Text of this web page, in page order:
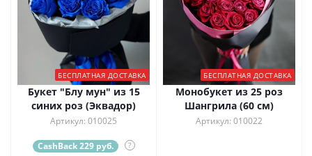
БЕСПЛАТНАЯ ДОСТАВКА
Букет "Блу мун" из 15
синих роз (Эквадор)
Артикул: 010025
CashBack 229 руб. ?
БЕСПЛАТНАЯ ДОСТАВКА
Монобукет из 25 роз
Шангрила (60 см)
Артикул: 010022